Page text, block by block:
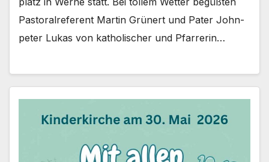
Pas­to­ral­re­fe­rent Mar­tin Grü­nert und Pater John­
pe­ter Lukas von katho­li­scher und Pfar­re­rin…